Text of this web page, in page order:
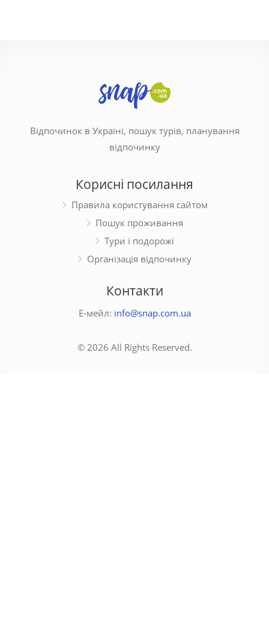
Відпочинок в Україні, пошук турів, планування
відпочинку
Корисні посилання
Правила користування сайтом
Пошук проживання
Тури і подорожі
Організація відпочинку
Контакти
Е-мейл: info@snap.com.ua
© 2026 All Rights Reserved.